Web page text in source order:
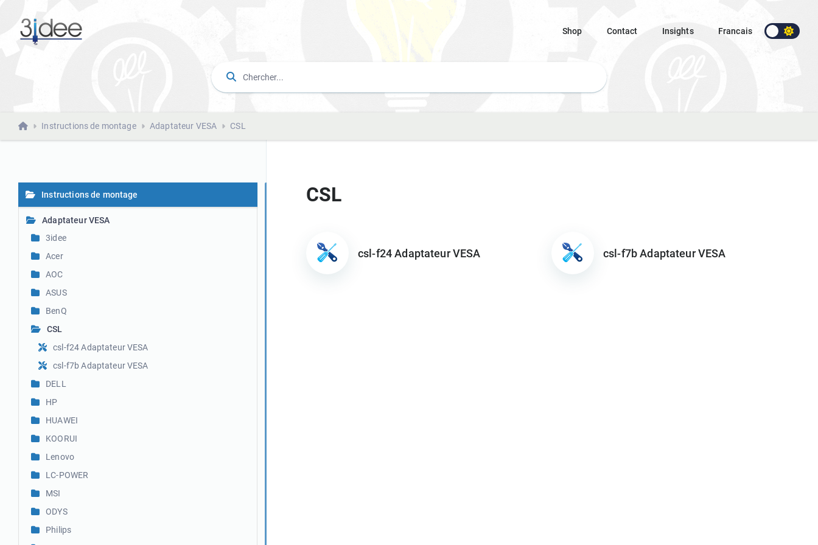
Shop Contact Insights Francais
Instructions de montage Adaptateur VESA CSL
Instructions de montage
Adaptateur VESA
3idee
Acer
AOC
ASUS
BenQ
CSL
csl-f24 Adaptateur VESA
csl-f7b Adaptateur VESA
DELL
HP
HUAWEI
KOORUI
Lenovo
LC-POWER
MSI
ODYS
Philips
CSL
csl-f24 Adaptateur VESA csl-f7b Adaptateur VESA